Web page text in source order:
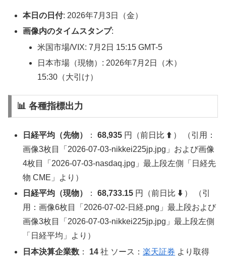
本日の日付: 2026年7月3日（金）
画像内のタイムスタンプ:
米国市場/VIX: 7月2日 15:15 GMT-5
日本市場（現物）: 2026年7月2日（木）
15:30（大引け）
📊 各種指標出力
日経平均（先物） ：68,935 円（前日比 ⬆️） （引用：
画像3枚目「2026-07-03-nikkei225jp.jpg」および画像
4枚目「2026-07-03-nasdaq.jpg」最上段左側「日経先
物 CME」より）
日経平均（現物）
：68,733.15 円（前日比 ⬇️） （引
用：画像6枚目「2026-07-02‐日経.png」最上段および
画像3枚目「2026-07-03-nikkei225jp.jpg」最上段左側
「日経平均」より）
日本決算企業数 ： 14 社 ソース：楽天証券 より取得